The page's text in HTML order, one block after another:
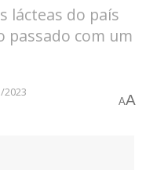
lácteas do país
passado com um
2023
AA